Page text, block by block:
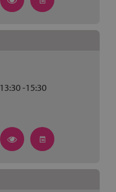
13:30 -15:30